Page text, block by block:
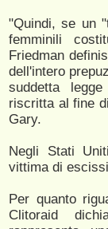
"Quindi, se un
femminili
Friedman
dell'intero
suddetta
riscritta al fine
Gary.
Negli Stati
vittima di
Per quanto
Clitoraid